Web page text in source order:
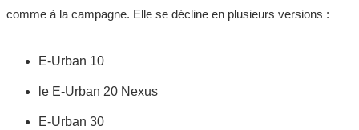
comme à la campagne. Elle se décline en plusieurs versions :
E-Urban 10
le E-Urban 20 Nexus
E-Urban 30